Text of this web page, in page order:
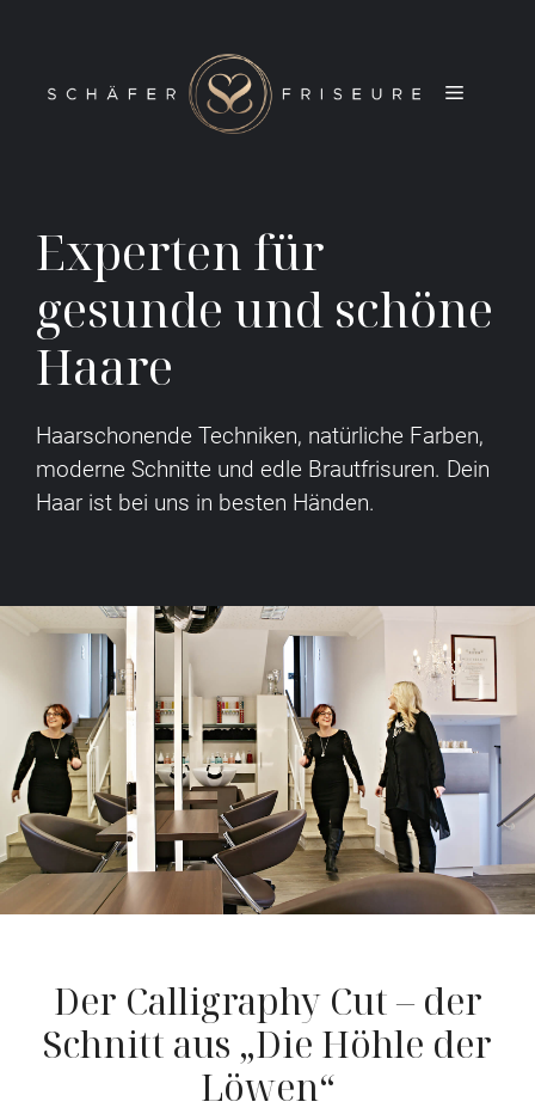
Menü
Experten für
gesunde und schöne
Haare
Haarschonende Techniken, natürliche Farben,
moderne Schnitte und edle Brautfrisuren. Dein
Haar ist bei uns in besten Händen.
Der Calligraphy Cut – der
Schnitt aus „Die Höhle der
Löwen“